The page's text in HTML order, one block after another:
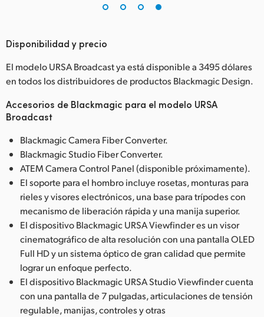
Disponibilidad y precio
El modelo URSA Broadcast ya está disponible a 3495 dólares
en todos los distribuidores de productos Blackmagic Design.
Accesorios de Blackmagic para el modelo URSA
Broadcast
Blackmagic Camera Fiber Converter.
Blackmagic Studio Fiber Converter.
ATEM Camera Control Panel (disponible próximamente).
El soporte para el hombro incluye rosetas, monturas para
rieles y visores electrónicos, una base para trípodes con
mecanismo de liberación rápida y una manija superior.
El dispositivo Blackmagic URSA Viewfinder es un visor
cinematográfico de alta resolución con una pantalla OLED
Full HD y un sistema óptico de gran calidad que permite
lograr un enfoque perfecto.
El dispositivo Blackmagic URSA Studio Viewfinder cuenta
con una pantalla de 7 pulgadas, articulaciones de tensión
regulable, manijas, controles y otras